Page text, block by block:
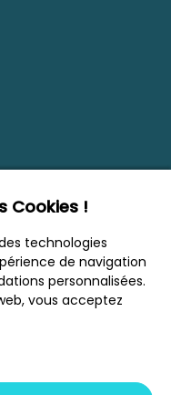
Cookies !
technologies
de navigation
personnalisées.
vous acceptez